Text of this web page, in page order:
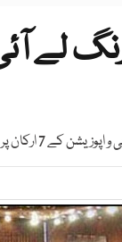
لے
گئی پابندی ہٹائی